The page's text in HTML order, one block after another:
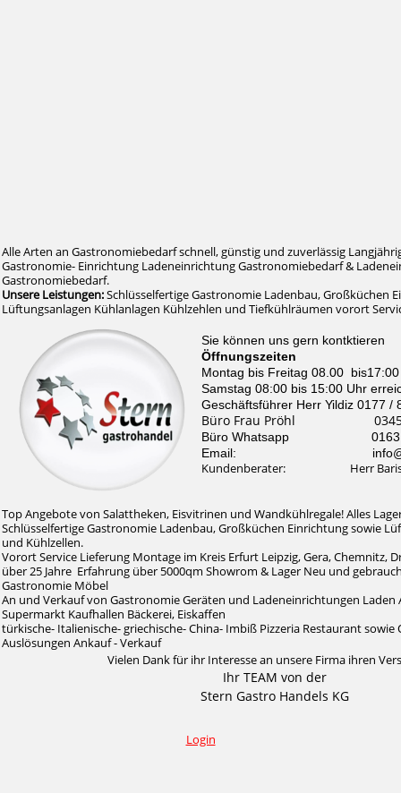
Alle Arten an Gastronomiebedarf schnell, günstig und zuverlässig
Gastronomie- Einrichtung Ladeneinrichtung Gastronomiebedarf &
Gastronomiebedarf.
Unsere Leistungen:Schlüsselfertige Gastronomie Ladenbau, Großküchen
Lüftungsanlagen Kühlanlagen Kühlzehlen und Tiefkühlräumen vorort
Sie können uns gern kontktieren
Öffnungszeiten
Montag bis Freitag 08.00
Samstag 08:00 bis 15:00 Uhr
Geschäftsführer Herr Yildiz 0177 /
Büro Frau Pröhl 0345 /
Büro Whatsapp 0163 /
Email: info@stern-
Kundenberater: Herr Baris
Top Angebote von Salattheken, Eisvitrinen und Wandkühlregale! Alles
Schlüsselfertige Gastronomie Ladenbau, Großküchen Einrichtung sowie
und Kühlzellen.
Vorort Service Lieferung Montage im Kreis Erfurt Leipzig, Gera, Chemnitz,
über 25 Jahre Erfahrung über 5000qm Showrom & Lager Neu und
Gastronomie Möbel
An und Verkauf von Gastronomie Geräten und Ladeneinrichtungen
Supermarkt Kaufhallen Bäckerei, Eiskaffen
türkische- Italienische- griechische- China- Imbiß Pizzeria Restaurant sowie
Auslösungen Ankauf - Verkauf
Vielen Dank für ihr Interesse an unsere Firma ihren
Ihr TEAM von der
Stern Gastro Handels KG
Login